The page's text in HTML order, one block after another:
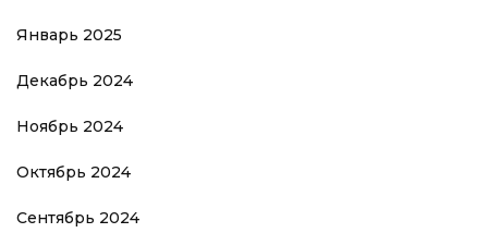
Январь 2025
Декабрь 2024
Ноябрь 2024
Октябрь 2024
Сентябрь 2024